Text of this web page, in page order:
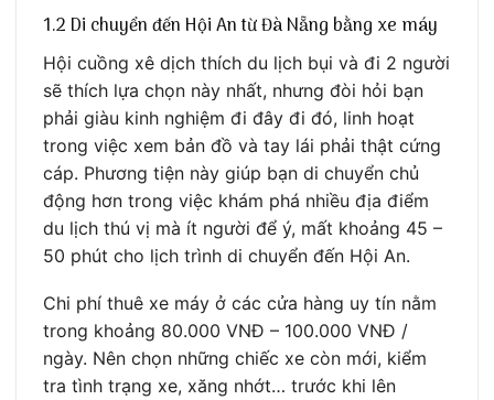
1.2 Di chuyển đến Hội An từ Đà Nẵng bằng xe máy
Hội cuồng xê dịch thích du lịch bụi và đi 2 người
sẽ thích lựa chọn này nhất, nhưng đòi hỏi bạn
phải giàu kinh nghiệm đi đây đi đó, linh hoạt
trong việc xem bản đồ và tay lái phải thật cứng
cáp. Phương tiện này giúp bạn di chuyển chủ
động hơn trong việc khám phá nhiều địa điểm
du lịch thú vị mà ít người để ý, mất khoảng 45 –
50 phút cho lịch trình di chuyển đến Hội An.
Chi phí thuê xe máy ở các cửa hàng uy tín nằm
trong khoảng 80.000 VNĐ – 100.000 VNĐ /
ngày. Nên chọn những chiếc xe còn mới, kiểm
tra tình trạng xe, xăng nhớt… trước khi lên